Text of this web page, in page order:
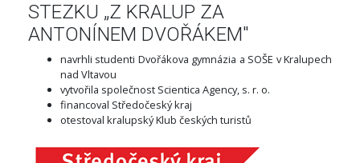
STEZKU „Z KRALUP ZA
ANTONÍNEM DVOŘÁKEM"
navrhli studenti Dvořákova gymnázia a SOŠE v Kralupech
nad Vltavou
vytvořila společnost Scientica Agency, s. r. o.
financoval Středočeský kraj
otestoval kralupský Klub českých turistů